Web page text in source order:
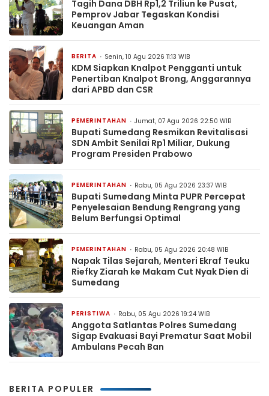
Tagih Dana DBH Rp1,2 Triliun ke Pusat,
Pemprov Jabar Tegaskan Kondisi
Keuangan Aman
BERITA Senin, 10 Agu 2026 11:13 WIB
KDM Siapkan Knalpot Pengganti untuk
Penertiban Knalpot Brong, Anggarannya
dari APBD dan CSR
PEMERINTAHAN Jumat, 07 Agu 2026 22:50 WIB
Bupati Sumedang Resmikan Revitalisasi
SDN Ambit Senilai Rp1 Miliar, Dukung
Program Presiden Prabowo
PEMERINTAHAN Rabu, 05 Agu 2026 23:37 WIB
Bupati Sumedang Minta PUPR Percepat
Penyelesaian Bendung Rengrang yang
Belum Berfungsi Optimal
PEMERINTAHAN Rabu, 05 Agu 2026 20:48 WIB
Napak Tilas Sejarah, Menteri Ekraf Teuku
Riefky Ziarah ke Makam Cut Nyak Dien di
Sumedang
PERISTIWA Rabu, 05 Agu 2026 19:24 WIB
Anggota Satlantas Polres Sumedang
Sigap Evakuasi Bayi Prematur Saat Mobil
Ambulans Pecah Ban
BERITA POPULER